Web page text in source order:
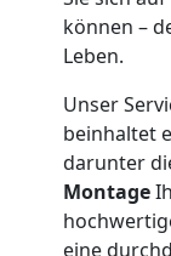
können –
Leben.
Unser
beinhaltet
darunter
Montage
eine
Wiener